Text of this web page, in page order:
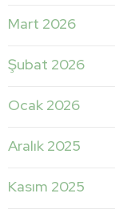
Mart 2026
Şubat 2026
Ocak 2026
Aralık 2025
Kasım 2025